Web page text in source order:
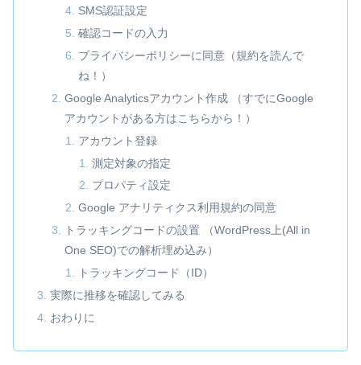
SMS認証設定
確認コードの入力
プライバシーポリシーに同意（規約を読んで
ね！）
Google Analyticsアカウント作成 （すでにGoogle
アカウントがある方はこちらから！）
アカウント登録
測定対象の指定
プロパティ設定
Google アナリティクス利用規約の同意
トラッキングコードの設置 （WordPress上(All in
One SEO)での解析埋め込み）
トラッキングコード（ID）
実際に推移を確認してみる
おわりに